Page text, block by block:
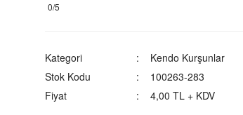
0/5
Kategori
Kendo Kurşunlar
Stok Kodu
100263-283
Fiyat
4,00 TL + KDV